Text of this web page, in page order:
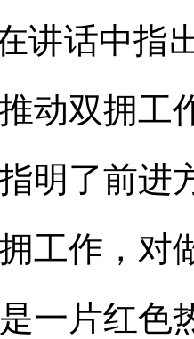
讲话中指
动双拥工
明了前进
工作，对
一片红色